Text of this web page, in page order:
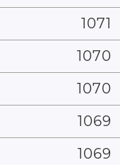
1071
1070
1070
1069
1069